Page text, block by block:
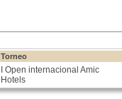
Torneo
I Open internacional Amic
Hotels